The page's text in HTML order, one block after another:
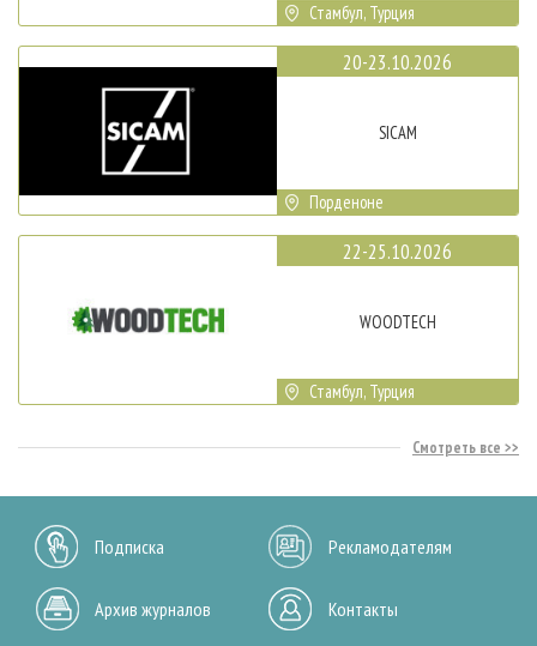
Стамбул, Турция
20-23.10.2026
SICAM
Порденоне
22-25.10.2026
WOODTECH
Стамбул, Турция
Смотреть все
Подписка Рекламодателям
Архив журналов Контакты